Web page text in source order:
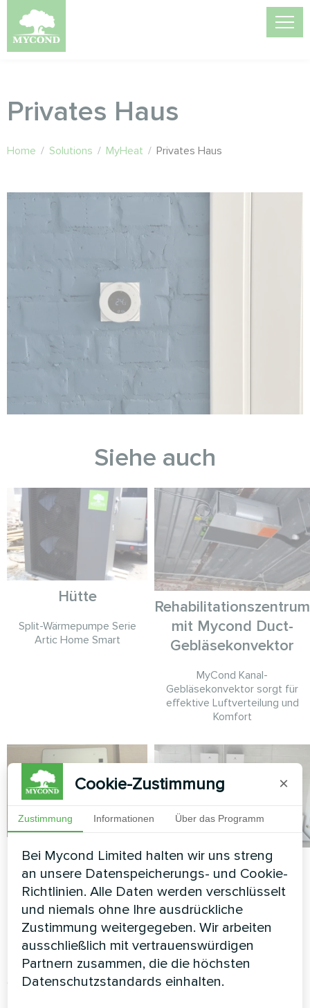
Privates Haus
Home / Solutions / MyHeat / Privates Haus
Siehe auch
Hütte
Split-Wärmepumpe Serie
Artic Home Smart
Rehabilitationszentrum
mit Mycond Duct-
Gebläsekonvektor
MyCond Kanal-
Gebläsekonvektor sorgt für
effektive Luftverteilung und
Komfort
Einfamilienhaus mit
Mycond Wand-
Gebläsekonvektoren
der MHW-Serie
MyCond Wandmontierte
MHW-Serie sorgen für
effizientes Heizen und Kühlen
Servicestation mit
Mycond Split
Wärmepumpen der
BeeHeat Serie
MyCond Split-Wärmepumpen
BeeHeat-Serie
Cookie-Zustimmung ×
Zustimmung Informationen Über das Programm
Bei Mycond Limited halten wir uns streng
an unsere Datenspeicherungs- und Cookie-
Richtlinien. Alle Daten werden verschlüsselt
und niemals ohne Ihre ausdrückliche
Zustimmung weitergegeben. Wir arbeiten
ausschließlich mit vertrauenswürdigen
Partnern zusammen, die die höchsten
Datenschutzstandards einhalten.